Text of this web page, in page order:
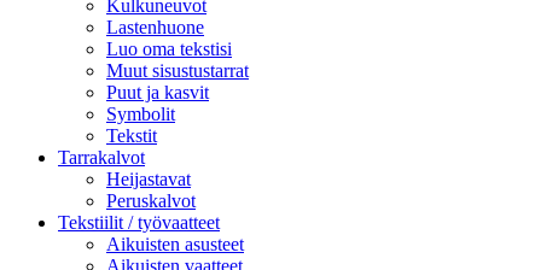
Kulkuneuvot
Lastenhuone
Luo oma tekstisi
Muut sisustustarrat
Puut ja kasvit
Symbolit
Tekstit
Tarrakalvot
Heijastavat
Peruskalvot
Tekstiilit / työvaatteet
Aikuisten asusteet